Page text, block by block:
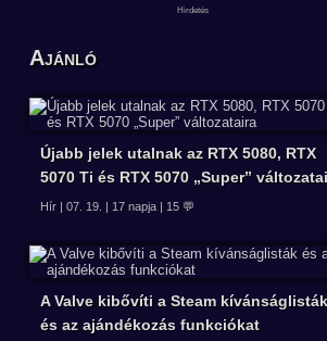
Ajánló
Újabb jelek utalnak az RTX 5080, RTX
5070 Ti és RTX 5070 „Super”
Hír | 07. 19. | 17 napja | 15 💬
A Valve kibővíti a Steam kívánságlisták
és az ajándékozás funkciókat